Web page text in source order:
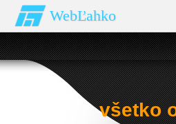
WebĽahko
všetko